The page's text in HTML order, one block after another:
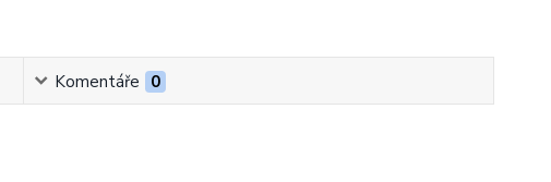
Komentáře 0